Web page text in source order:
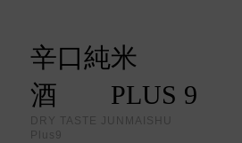
辛口純米
酒 PLUS 9
DRY TASTE JUNMAISHU
Plus9